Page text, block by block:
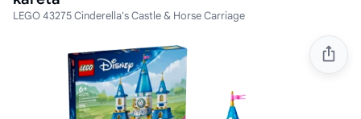
LEGO 43275 Cinderella's Castle & Horse Carriage